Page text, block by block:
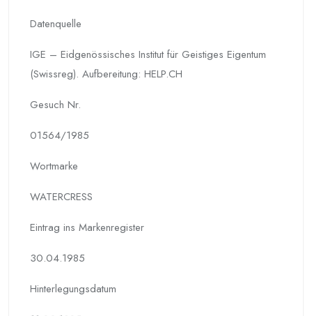
Datenquelle
IGE – Eidgenössisches Institut für Geistiges Eigentum
(Swissreg). Aufbereitung: HELP.CH
Gesuch Nr.
01564/1985
Wortmarke
WATERCRESS
Eintrag ins Markenregister
30.04.1985
Hinterlegungs­datum